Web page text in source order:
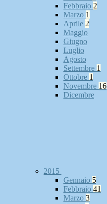
Febbraio 2
Marzo 1
Aprile 2
Maggio
Giugno
Luglio
Agosto
Settembre 1
Ottobre 1
Novembre 16
Dicembre
2015
Gennaio 5
Febbraio 41
Marzo 3